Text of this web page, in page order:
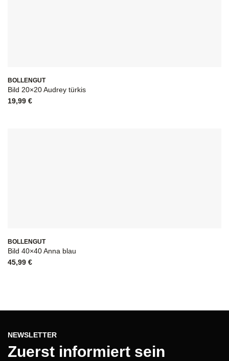
BOLLENGUT
Bild 20×20 Audrey türkis
19,99 €
BOLLENGUT
Bild 40×40 Anna blau
45,99 €
NEWSLETTER
Zuerst informiert sein